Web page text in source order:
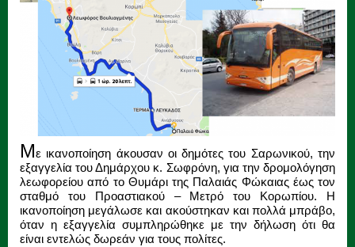
Με ικανοποίηση άκουσαν οι δημότες του Σαρωνικού, την
εξαγγελία του Δημάρχου κ. Σωφρόνη, για την δρομολόγηση
λεωφορείου από το Θυμάρι της Παλαιάς Φώκαιας έως τον
σταθμό του Προαστιακού – Μετρό του Κορωπίου. Η
ικανοποίηση μεγάλωσε και ακούστηκαν και πολλά μπράβο,
όταν η εξαγγελία συμπληρώθηκε με την δήλωση ότι θα
είναι εντελώς δωρεάν για τους πολίτες.